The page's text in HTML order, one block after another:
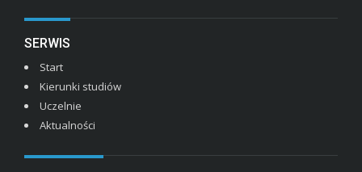
SERWIS
Start
Kierunki studiów
Uczelnie
Aktualności